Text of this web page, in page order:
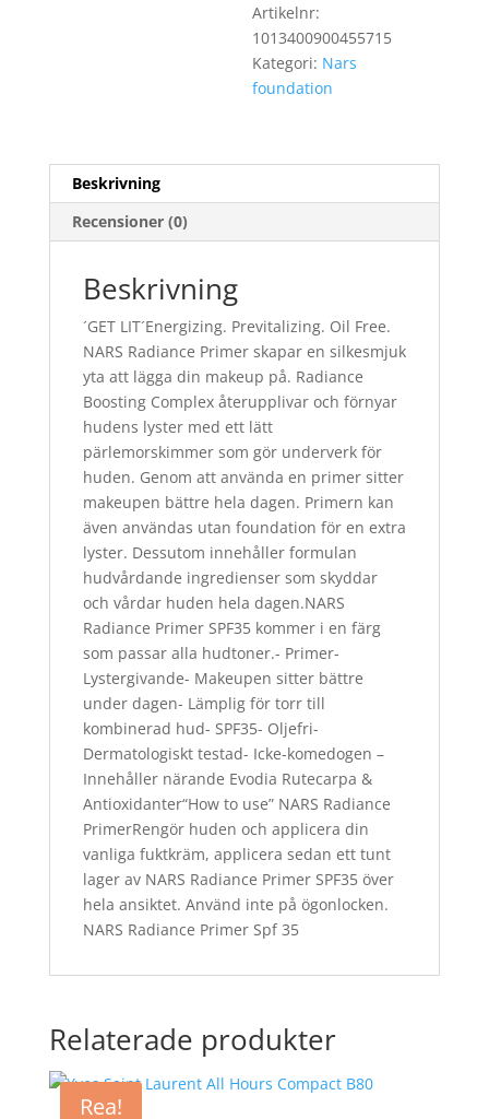
Artikelnr:
1013400900455715
Kategori: Nars
foundation
Beskrivning
Recensioner (0)
Beskrivning
´GET LIT´Energizing. Previtalizing. Oil Free.
NARS Radiance Primer skapar en silkesmjuk
yta att lägga din makeup på. Radiance
Boosting Complex återupplivar och förnyar
hudens lyster med ett lätt
pärlemorskimmer som gör underverk för
huden. Genom att använda en primer sitter
makeupen bättre hela dagen. Primern kan
även användas utan foundation för en extra
lyster. Dessutom innehåller formulan
hudvårdande ingredienser som skyddar
och vårdar huden hela dagen.NARS
Radiance Primer SPF35 kommer i en färg
som passar alla hudtoner.- Primer-
Lystergivande- Makeupen sitter bättre
under dagen- Lämplig för torr till
kombinerad hud- SPF35- Oljefri-
Dermatologiskt testad- Icke-komedogen –
Innehåller närande Evodia Rutecarpa &
Antioxidanter“How to use” NARS Radiance
PrimerRengör huden och applicera din
vanliga fuktkräm, applicera sedan ett tunt
lager av NARS Radiance Primer SPF35 över
hela ansiktet. Använd inte på ögonlocken.
NARS Radiance Primer Spf 35
Relaterade produkter
Rea!